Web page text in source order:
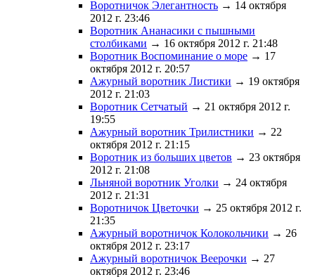
Воротничок Элегантность → 14 октября
2012 г. 23:46
Воротник Ананасики с пышными
столбиками → 16 октября 2012 г. 21:48
Воротник Воспоминание о море → 17
октября 2012 г. 20:57
Ажурный воротник Листики → 19 октября
2012 г. 21:03
Воротник Сетчатый → 21 октября 2012 г.
19:55
Ажурный воротник Трилистники → 22
октября 2012 г. 21:15
Воротник из больших цветов → 23 октября
2012 г. 21:08
Льняной воротник Уголки → 24 октября
2012 г. 21:31
Воротничок Цветочки → 25 октября 2012 г.
21:35
Ажурный воротничок Колокольчики → 26
октября 2012 г. 23:17
Ажурный воротничок Веерочки → 27
октября 2012 г. 23:46